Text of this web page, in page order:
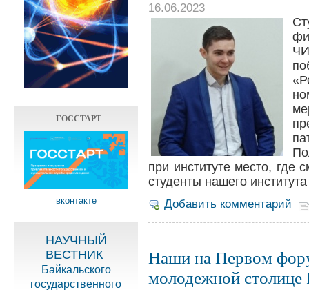
ГОССТАРТ
вконтакте
НАУЧНЫЙ
ВЕСТНИК
Байкальского
государственного
16.06.2023
при институте место, где
студенты нашего
Добавить комментарий
Наши на Первом
молодежной столице